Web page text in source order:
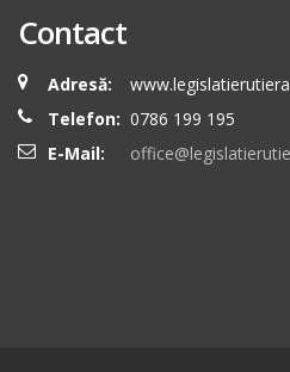
Contact
Adresă:
Telefon: 0786 199 195
E-Mail: